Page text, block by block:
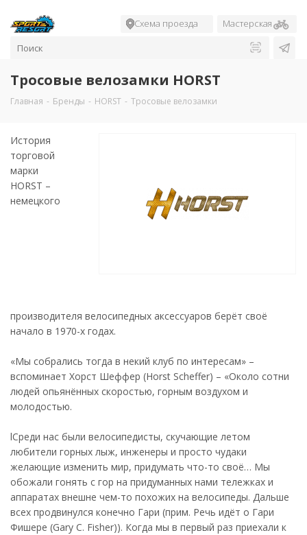
Схема проезда Мастерская
Тросовые велозамки HORST
Главная - Бренды - HORST - Тросовые велозамки
История
торговой
марки
HORST –
немецкого
производителя велосипедных аксессуаров берёт своё
начало в 1970-х годах.
«Мы собрались тогда в некий клуб по интересам» –
вспоминает Хорст Шеффер (Horst Scheffer) – «Около сотни
людей опьянённых скоростью, горным воздухом и
молодостью.
lСреди нас были велосипедисты, скучающие летом
любители горных лыж, инженеры и просто чудаки
желающие изменить мир, придумать что-то своё… Мы
обожали гонять с гор на придуманных нами тележках и
аппаратах внешне чем-то похожих на велосипеды. Дальше
всех продвинулся конечно Гари (прим. Речь идёт о Гари
Фишере (Gary C. Fisher)). Когда мы в первый раз приехали к